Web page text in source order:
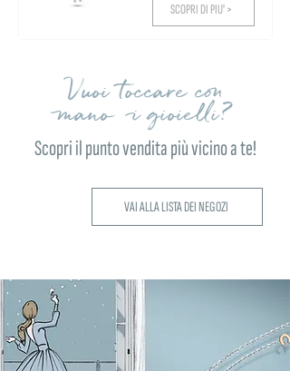
SCOPRI DI PIU' >
Vuoi toccare con
mano i gioielli?
Scopri il punto vendita più vicino a te!
VAI ALLA LISTA DEI NEGOZI